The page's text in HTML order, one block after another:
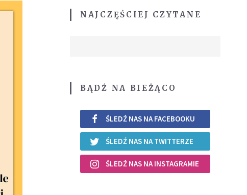
NAJCZĘŚCIEJ CZYTANE
BĄDŹ NA BIEŻĄCO
ŚLEDŹ NAS NA FACEBOOKU
ŚLEDŹ NAS NA TWITTERZE
ŚLEDŹ NAS NA INSTAGRAMIE